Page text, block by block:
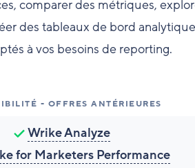
comparer des métriques,
des tableaux de bord
à vos besoins de reporting.
- OFFRES ANTÉRIEURES
Wrike Analyze
for Marketers Performance